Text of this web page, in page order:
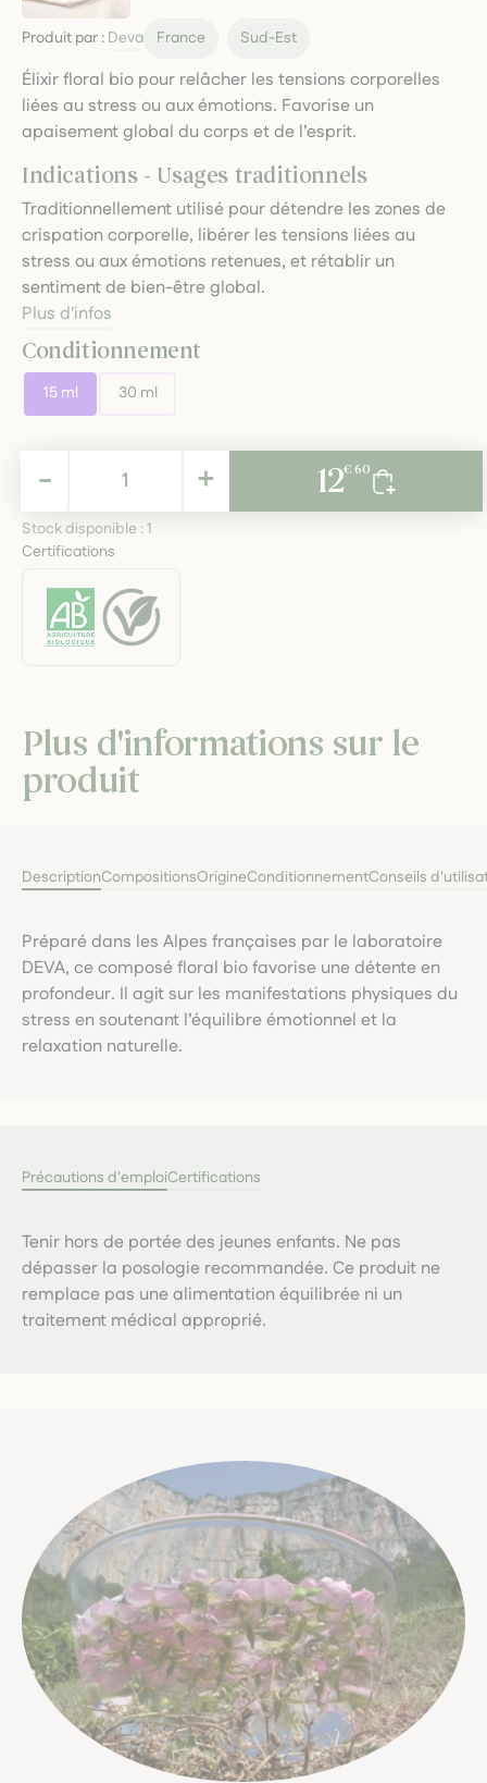
Produit par : Deva France Sud-Est
Élixir floral bio pour relâcher les tensions corporelles
liées au stress ou aux émotions. Favorise un
apaisement global du corps et de l’esprit.
Indications - Usages traditionnels
Traditionnellement utilisé pour détendre les zones de
crispation corporelle, libérer les tensions liées au
stress ou aux émotions retenues, et rétablir un
sentiment de bien-être global.
Plus d'infos
Conditionnement
15 ml 30 ml
12,60 € TTC+
- 12€ 60
Stock disponible :1
Certifications
Plus d'informations sur le
produit
DescriptionCompositionsOrigineConditionnementConseils
Préparé dans les Alpes françaises par le laboratoire
DEVA, ce composé floral bio favorise une détente en
profondeur. Il agit sur les manifestations physiques du
stress en soutenant l’équilibre émotionnel et la
relaxation naturelle.
Précautions d'emploiCertifications
Tenir hors de portée des jeunes enfants. Ne pas
dépasser la posologie recommandée. Ce produit ne
remplace pas une alimentation équilibrée ni un
traitement médical approprié.